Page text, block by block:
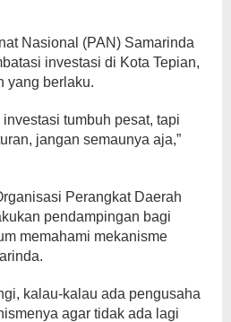
Nasional (PAN) Samarinda
investasi di Kota Tepian,
yang berlaku.
tumbuh pesat, tapi
jangan semaunya aja,”
Perangkat Daerah
pendampingan bagi
memahami mekanisme
kalau-kalau ada pengusaha
agar tidak ada lagi